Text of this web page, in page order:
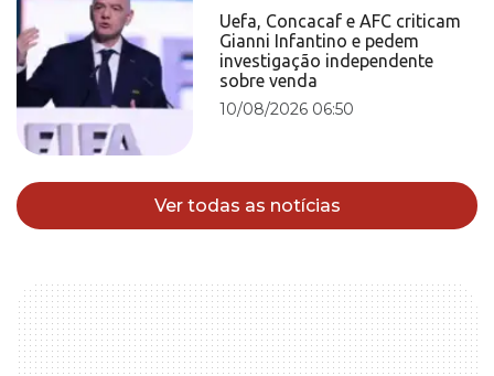
Uefa, Concacaf e AFC criticam
Gianni Infantino e pedem
investigação independente
sobre venda
10/08/2026 06:50
Ver todas as notícias